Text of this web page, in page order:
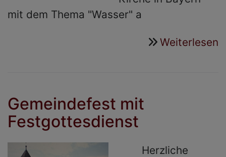
mit dem Thema "Wasser" a
Weiterlesen
Gemeindefest mit
Festgottesdienst
Herzliche